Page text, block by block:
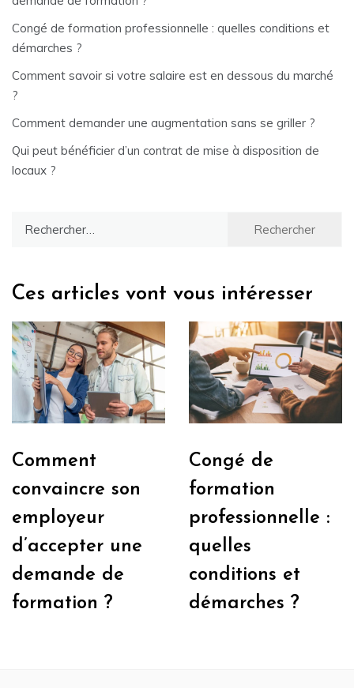
Congé de formation professionnelle : quelles conditions et
démarches ?
Comment savoir si votre salaire est en dessous du marché
?
Comment demander une augmentation sans se griller ?
Qui peut bénéficier d’un contrat de mise à disposition de
locaux ?
Ces articles vont vous intéresser
Comment
convaincre son
employeur
d’accepter une
demande de
formation ?
Congé de
formation
professionnelle :
quelles
conditions et
démarches ?